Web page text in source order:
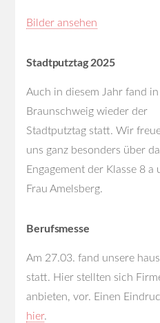
Bilder ansehen
Stadtputztag 2025
Auch in diesem Jahr fand in
Braunschweig wieder der
Stadtputztag statt. Wir
uns ganz besonders über
Engagement der Klasse 8
Frau Amelsberg.
Berufsmesse
Am 27.03. fand unsere
statt. Hier stellten sich
anbieten, vor. Einen
hier.